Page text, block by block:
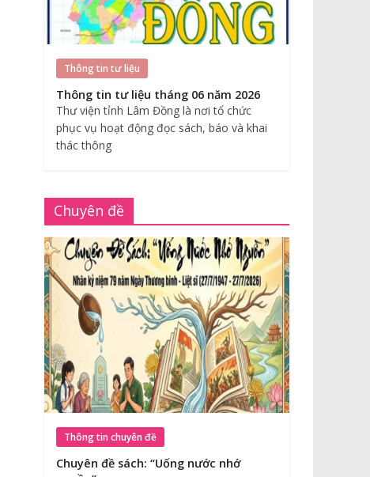
Thông tin tư liệu
Thông tin tư liệu tháng 06 năm 2026
Thư viện tỉnh Lâm Đồng là nơi tổ chức
phục vụ hoạt động đọc sách, báo và khai
thác thông
Chuyên đề
Thông tin chuyên đề
Chuyên đề sách: “Uống nước nhớ